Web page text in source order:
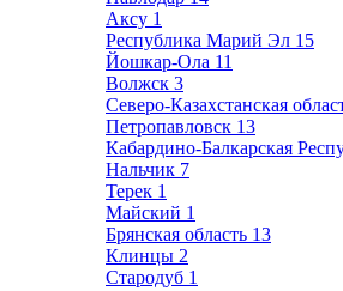
Аксу 1
Республика Марий Эл 15
Йошкар-Ола 11
Волжск 3
Северо-Казахстанская
Петропавловск 13
Кабардино-Балкарская
Нальчик 7
Терек 1
Майский 1
Брянская область 13
Клинцы 2
Стародуб 1